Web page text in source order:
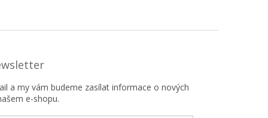
a my vám budeme zasílat informace o nových
e-shopu.